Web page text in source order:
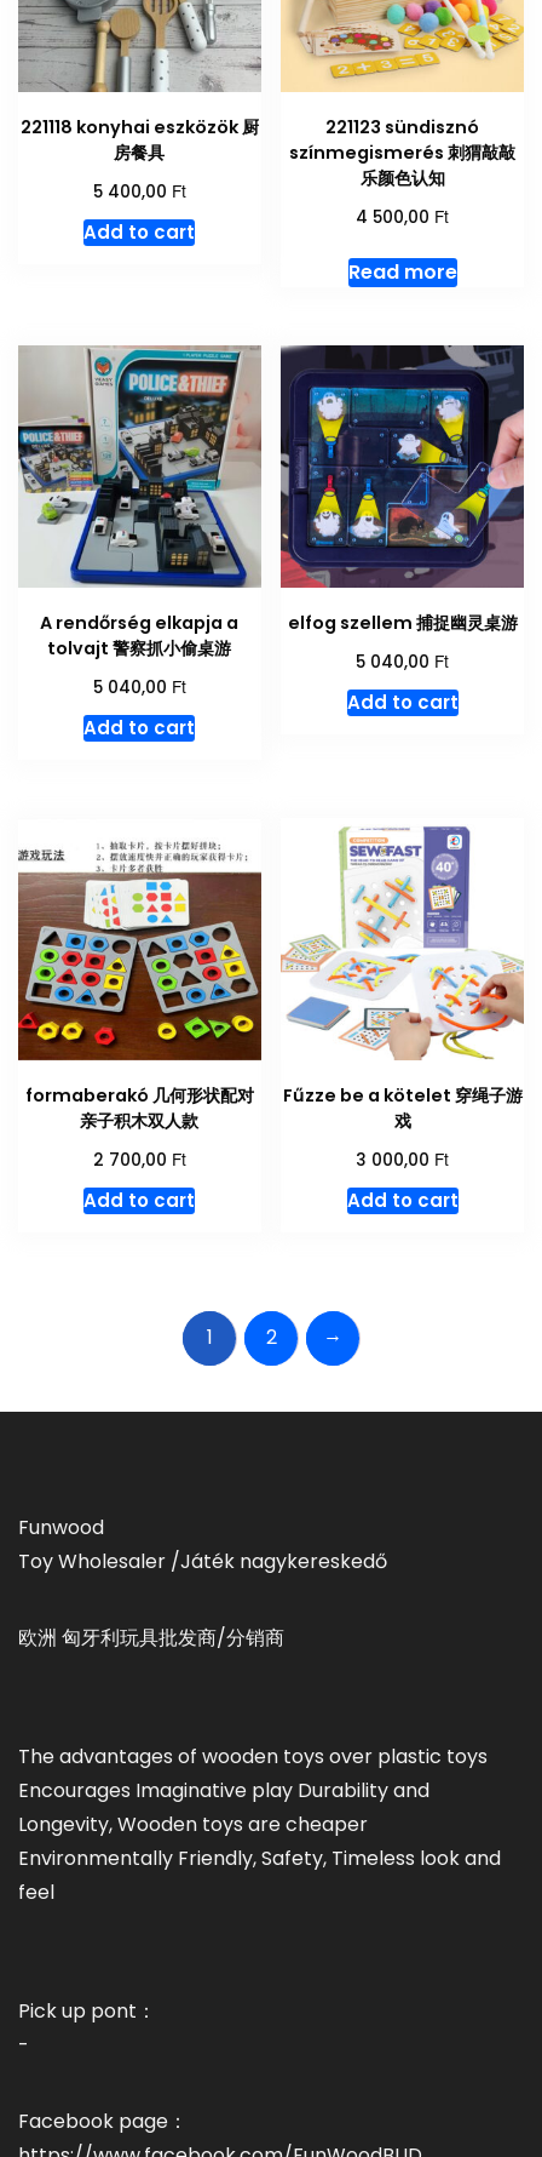
221118 konyhai eszközök 厨
房餐具
5 400,00 Ft
Add to cart
221123 sündisznó
színmegismerés 刺猬敲敲
乐颜色认知
4 500,00 Ft
Read more
A rendőrség elkapja a
tolvajt 警察抓小偷桌游
5 040,00 Ft
Add to cart
elfog szellem 捕捉幽灵桌游
5 040,00 Ft
Add to cart
formaberakó 几何形状配对
亲子积木双人款
2 700,00 Ft
Add to cart
Fűzze be a kötelet 穿绳子游
戏
3 000,00 Ft
Add to cart
1 2 →
Funwood
Toy Wholesaler /Játék nagykereskedő
欧洲 匈牙利玩具批发商/分销商
The advantages of wooden toys over plastic toys
Encourages Imaginative play Durability and
Longevity, Wooden toys are cheaper
Environmentally Friendly, Safety, Timeless look and
feel
Pick up pont：
-
Facebook page：